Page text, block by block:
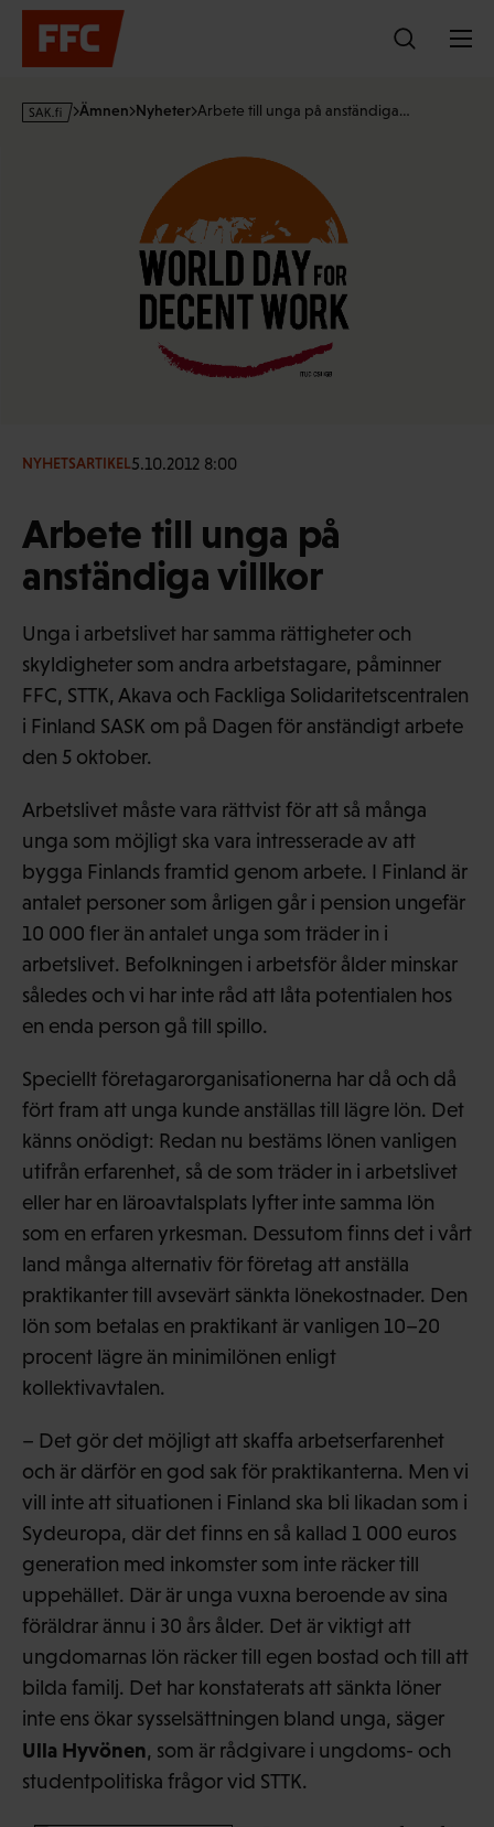
Hoppa
innehållet
s
Ämnen Nyheter Arbete till unga på anständiga…
NYHETSARTIKEL5.10.2012 8:00
Arbete till unga på
anständiga villkor
Unga i arbetslivet har samma rättigheter och
skyldigheter som andra arbetstagare, påminner
FFC, STTK, Akava och Fackliga Solidaritetscentralen
i Finland SASK om på Dagen för anständigt arbete
den 5 oktober.
Arbetslivet måste vara rättvist för att så många
unga som möjligt ska vara intresserade av att
bygga Finlands framtid genom arbete. I Finland är
antalet personer som årligen går i pension ungefär
10 000 fler än antalet unga som träder in i
arbetslivet. Befolkningen i arbetsför ålder minskar
således och vi har inte råd att låta potentialen hos
en enda person gå till spillo.
Speciellt företagarorganisationerna har då och då
fört fram att unga kunde anställas till lägre lön. Det
känns onödigt: Redan nu bestäms lönen vanligen
utifrån erfarenhet, så de som träder in i arbetslivet
eller har en läroavtalsplats lyfter inte samma lön
som en erfaren yrkesman. Dessutom finns det i vårt
land många alternativ för företag att anställa
praktikanter till avsevärt sänkta lönekostnader. Den
lön som betalas en praktikant är vanligen 10–20
procent lägre än minimilönen enligt
kollektivavtalen.
– Det gör det möjligt att skaffa arbetserfarenhet
och är därför en god sak för praktikanterna. Men vi
vill inte att situationen i Finland ska bli likadan som i
Sydeuropa, där det finns en så kallad 1 000 euros
generation med inkomster som inte räcker till
uppehället. Där är unga vuxna beroende av sina
föräldrar ännu i 30 års ålder. Det är viktigt att
ungdomarnas lön räcker till egen bostad och till att
bilda familj. Det har konstaterats att sänkta löner
inte ens ökar sysselsättningen bland unga, säger
Ulla Hyvönen, som är rådgivare i ungdoms- och
studentpolitiska frågor vid STTK.